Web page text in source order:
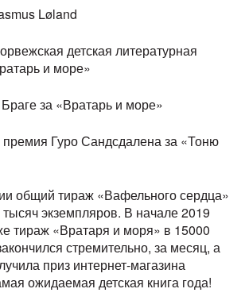
Løland
детская литературная
и море»
за «Вратарь и море»
премия Гуро Сандсдалена за «Тоню
общий тираж «Вафельного сердца»
экземпляров. В начале 2019
тираж «Вратаря и моря» в 15000
стремительно, за месяц, а
приз интернет-магазина
ожидаемая детская книга года!